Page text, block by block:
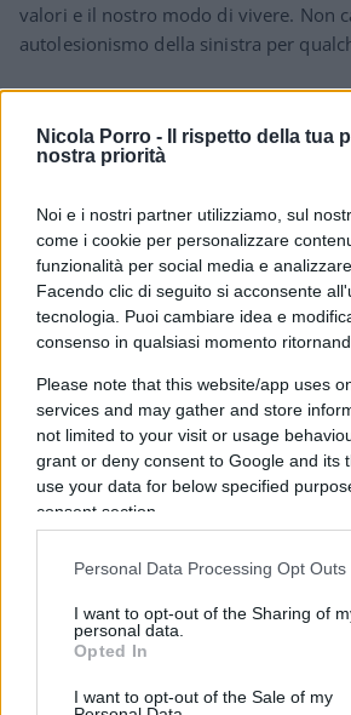
Nicola Porro -
Il rispetto della tua
nostra priorità
Noi e i nostri partner utilizziamo, sul
come i cookie per personalizzare
funzionalità per social media e
Facendo clic di seguito si acconsente
tecnologia. Puoi cambiare idea e
consenso in qualsiasi momento
Please note that this website/app uses
services and may gather and store
not limited to your visit or usage
grant or deny consent to Google and its
use your data for below specified
consent section.
Personal Data Processing Opt Outs
I want to opt-out of the Sharing of
personal data.
Opted In
I want to opt-out of the Sale of my
valori e il nostro modo di vivere. Non
autolesionismo della sinistra per
20 Maggio 2026, 11:37 11:37
Bisognerebbe sapere qual era “l’aria”
famiglia e nella comunità silamica che
Di solito la pera casca vicino al pero.
giupor
20 Maggio 2026, 11:25 11:25
Non basta esser nati in un luogo per
pinerolese. Mi sento più appartenere
piccolo paese in cui son (quasi) sempre
Se in famiglia ti viene inculcata una